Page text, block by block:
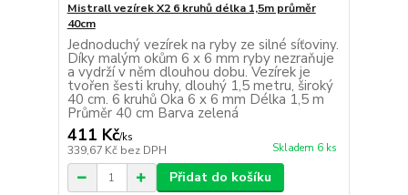
Mistrall vezírek X2 6 kruhů délka 1,5m průměr
40cm
Jednoduchý vezírek na ryby ze silné síťoviny.
Díky malým okům 6 x 6 mm ryby nezraňuje
a vydrží v něm dlouhou dobu. Vezírek je
tvořen šesti kruhy, dlouhý 1,5 metru, široký
40 cm. 6 kruhů Oka 6 x 6 mm Délka 1,5 m
Průměr 40 cm Barva zelená
411 Kč/ks
339,67 Kč bez DPH Skladem 6 ks
Přidat do košíku